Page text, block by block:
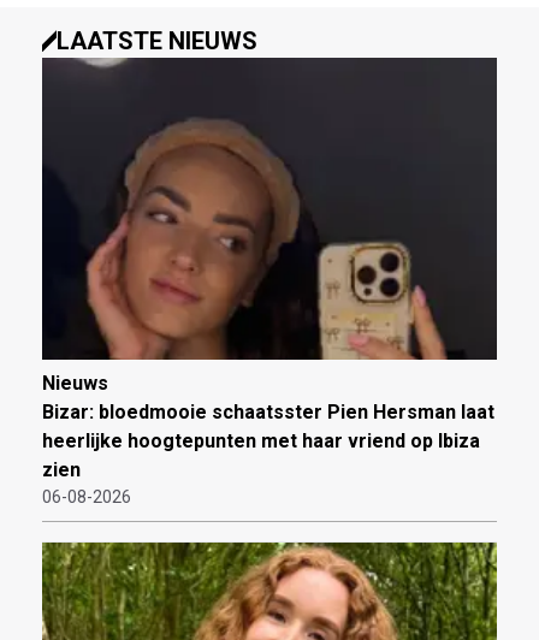
LAATSTE NIEUWS
Nieuws
Bizar: bloedmooie schaatsster Pien Hersman laat
heerlijke hoogtepunten met haar vriend op Ibiza
zien
06-08-2026